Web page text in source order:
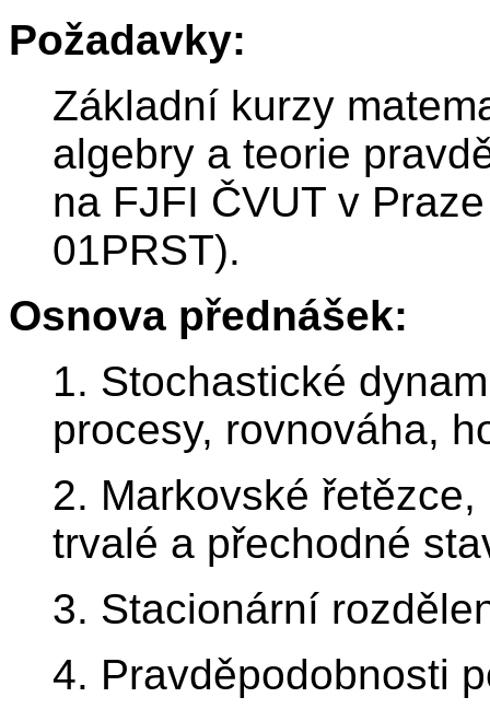
Požadavky:
Základní kurzy
algebry a teorie
na FJFI ČVUT v
01PRST).
Osnova přednášek:
1. Stochastické
procesy, rovnováha,
2. Markovské
trvalé a přechodné
3. Stacionární
4. Pravděpodobnosti